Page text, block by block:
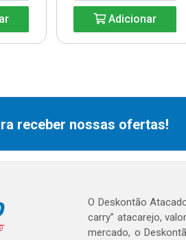
Adicionar
receber nossas ofertas!
O Deskontão
carry” atacarejo,
mercado, o